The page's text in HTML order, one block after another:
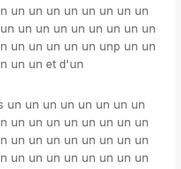
un un un un un un un un
un un un un un un un un
un un un un un unp un un
un un et d'un
un un un un un un un un
un un un un un un un un
un un un un un un un un
un un un un un un un un